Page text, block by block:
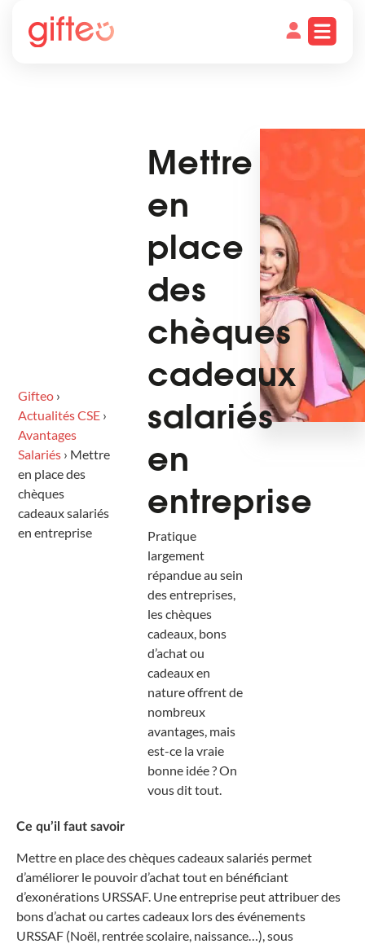
Gifteo ›
Actualités CSE ›
Avantages
Salariés › Mettre
en place des
chèques
cadeaux salariés
en entreprise
Mettre
en
place
des
chèques
cadeaux
salariés
en
entreprise
Pratique
largement
répandue au sein
des entreprises,
les chèques
cadeaux, bons
d’achat ou
cadeaux en
nature offrent de
nombreux
avantages, mais
est-ce la vraie
bonne idée ? On
vous dit tout.
Ce qu’il faut savoir
Mettre en place des chèques cadeaux salariés permet
d’améliorer le pouvoir d’achat tout en bénéficiant
d’exonérations URSSAF. Une entreprise peut attribuer des
bons d’achat ou cartes cadeaux lors des événements
URSSAF (Noël, rentrée scolaire, naissance…), sous